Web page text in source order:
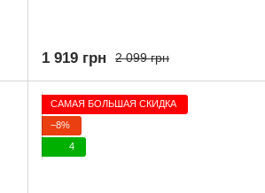
2 099 грн
1 919 грн
САМАЯ БОЛЬШАЯ СКИДКА
−8%
4